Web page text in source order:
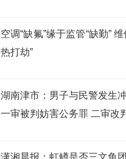
空调“缺氟”缘于监管“缺勤”
热打劫”
湖南津市：男子与民警发生
一审被判妨害公务罪 二审改
潇湘晨报：虹鳟是否三文鱼